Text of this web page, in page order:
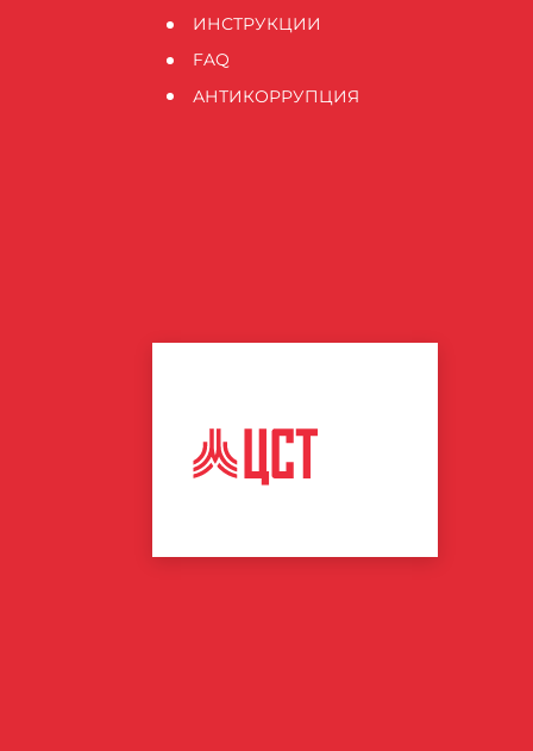
ИНСТРУКЦИИ
FAQ
АНТИКОРРУПЦИЯ
ЦЕНТР